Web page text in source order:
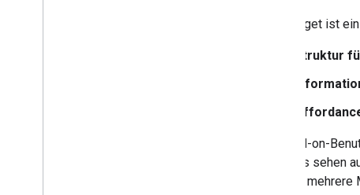
Ein Widget ist
Struktur
Die Add-on-
Widgets sehen
werden